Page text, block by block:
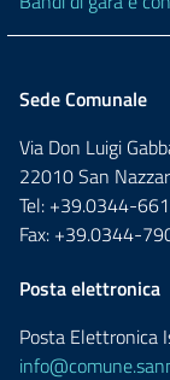
Sede Comunale
Via Don Luigi
22010 San
Tel: +39.0344-
Fax: +39.0344-
Posta elettronica
Posta Elettronica